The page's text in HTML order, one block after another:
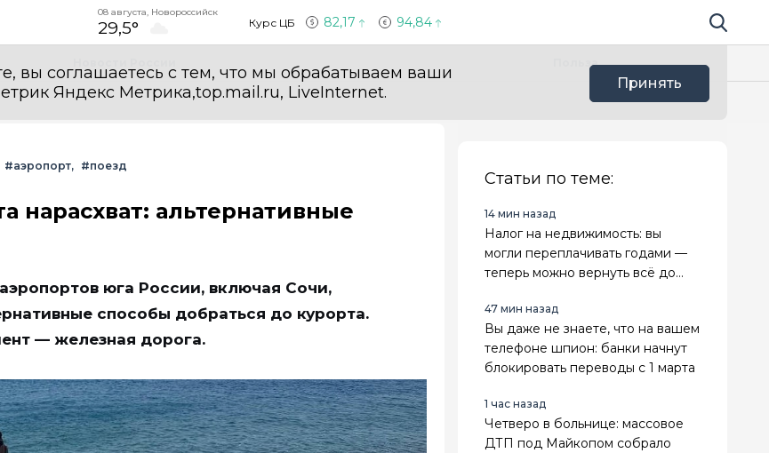
08 августа, Новороссийск
29,5° Курс ЦБ 82,17 94,84 Поиск по
вы соглашаетесь с тем, что мы обрабатываем ваши
Яндекс Метрика,top.mail.ru, LiveInternet.
Принять
Польза
#аэропорт #поезд
нарасхват: альтернативные
юга России, включая Сочи,
способы добраться до курорта.
— железная дорога.
Статьи по теме:
14 мин назад
Налог на недвижимость: вы
могли переплачивать годами —
теперь можно вернуть всё до
47 мин назад
Вы даже не знаете, что на вашем
телефоне шпион: банки начнут
блокировать переводы с 1 марта
1 час назад
Четверо в больнице: массовое
ДТП под Майкопом собрало